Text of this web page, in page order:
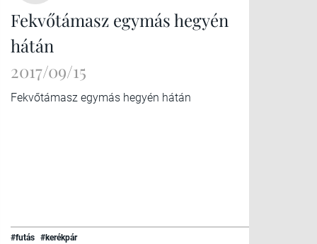
Fekvőtámasz egymás hegyén
hátán
2017/09/15
Fekvőtámasz egymás hegyén hátán
#futás #kerékpár